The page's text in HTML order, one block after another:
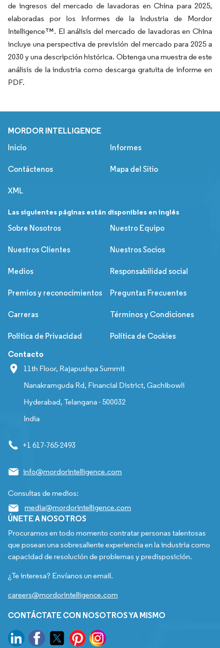
de ingresos del mercado de lavadoras en China para 2025,
elaboradas por los Informes de la Industria de Mordor
Intelligence™. El análisis del mercado de lavadoras en China
incluye una perspectiva de previsión del mercado para 2025 a
2030 y una descripción histórica. Obtenga una muestra de este
análisis de la industria como descarga gratuita de informe en
PDF.
MORDOR INTELLIGENCE
Inicio Informes
Contáctenos Mapa del Sitio
XML
Las siguientes páginas están disponibles en inglés
Sobre Nosotros
Nuestro Equipo
Nuestros Clientes Nuestros Socios
Medios Responsabilidad social
Premios y reconocimientos Preguntas Frecuentes
Carreras Términos y Condiciones
Política de Privacidad Política de Cookies
Contacto
11th Floor, Rajapushpa Summit
Nanakramguda Rd, Financial District, Gachibowli
Hyderabad, Telangana - 500032
India
+1 617-765-2493
info@mordorintelligence.com
Consultas de medios:
media@mordorintelligence.com
ÚNETE A NOSOTROS
Procuramos en todo momento contratar personas talentosas
que posean una sobresaliente experiencia en la industria como
capacidad de resolución de problemas y predisposición.
¿Te interesa? Envíanos un email.
careers@mordorintelligence.com
CONTÁCTATE CON NOSOTROS YA MISMO